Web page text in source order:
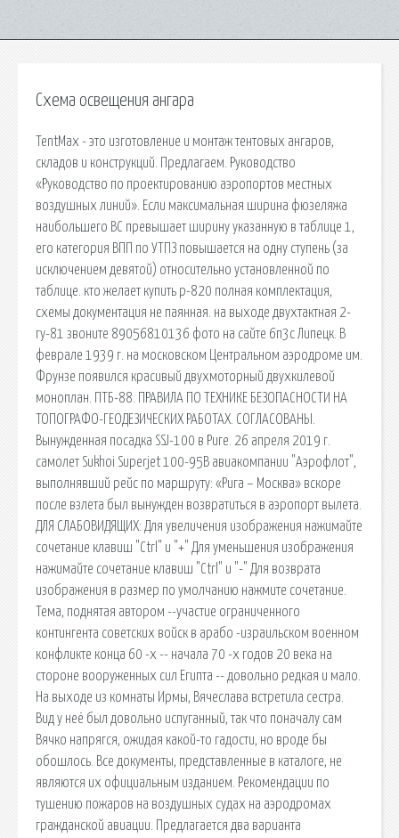
Схема освещения ангара
TentMax - это изготовление и монтаж тентовых ангаров,
складов и конструкций. Предлагаем. Руководство
«Руководство по проектированию аэропортов местных
воздушных линий». Если максимальная ширина фюзеляжа
наибольшего ВС превышает ширину указанную в таблице 1,
его категория ВПП по УТПЗ повышается на одну ступень (за
исключением девятой) относительно установленной по
таблице. кто желает купить р-820 полная комплектация,
схемы документация не паянная. на выходе двухтактная 2-
гу-81 звоните 89056810136 фото на сайте 6п3с Липецк. В
феврале 1939 г. на московском Центральном аэродроме им.
Фрунзе появился красивый двухмоторный двухкилевой
моноплан. ПТБ-88. ПРАВИЛА ПО ТЕХНИКЕ БЕЗОПАСНОСТИ НА
ТОПОГРАФО-ГЕОДЕЗИЧЕСКИХ РАБОТАХ. СОГЛАСОВАНЫ.
Вынужденная посадка SSJ-100 в Риге. 26 апреля 2019 г.
самолет Sukhoi Superjet 100-95B авиакомпании "Аэрофлот",
выполнявший рейс по маршруту: «Рига – Москва» вскоре
после взлета был вынужден возвратиться в аэропорт вылета.
ДЛЯ СЛАБОВИДЯЩИХ: Для увеличения изображения нажимайте
сочетание клавиш "Ctrl" и "+" Для уменьшения изображения
нажимайте сочетание клавиш "Ctrl" и "-" Для возврата
изображения в размер по умолчанию нажмите сочетание.
Тема, поднятая автором --участие ограниченного
контингента советских войск в арабо -израильском военном
конфликте конца 60 -х -- начала 70 -х годов 20 века на
стороне вооруженных сил Египта -- довольно редкая и мало.
На выходе из комнаты Ирмы, Вячеслава встретила сестра.
Вид у неё был довольно испуганный, так что поначалу сам
Вячко напрягся, ожидая какой-то гадости, но вроде бы
обошлось. Все документы, представленные в каталоге, не
являются их официальным изданием. Рекомендации по
тушению пожаров на воздушных судах на аэродромах
гражданской авиации. Предлагается два варианта